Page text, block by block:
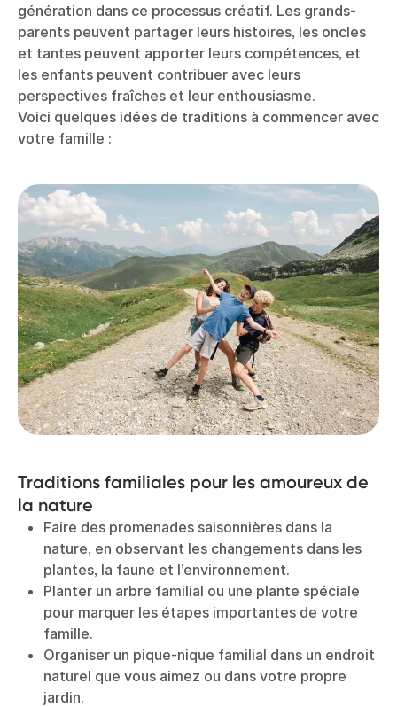
génération dans ce processus créatif. Les grands-
parents peuvent partager leurs histoires, les oncles
et tantes peuvent apporter leurs compétences, et
les enfants peuvent contribuer avec leurs
perspectives fraîches et leur enthousiasme.
Voici quelques idées de traditions à commencer avec
votre famille :
Traditions familiales pour les amoureux de
la nature
Faire des promenades saisonnières dans la
nature, en observant les changements dans les
plantes, la faune et l’environnement.
Planter un arbre familial ou une plante spéciale
pour marquer les étapes importantes de votre
famille.
Organiser un pique-nique familial dans un endroit
naturel que vous aimez ou dans votre propre
jardin.